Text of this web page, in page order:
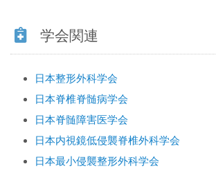
学会関連
日本整形外科学会
日本脊椎脊髄病学会
日本脊髄障害医学会
日本内視鏡低侵襲脊椎外科学会
日本最小侵襲整形外科学会